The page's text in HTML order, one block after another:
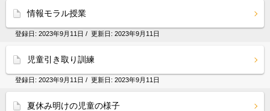
情報モラル授業
登録日: 2023年9月11日 / 更新日: 2023年9月11日
児童引き取り訓練
登録日: 2023年9月11日 / 更新日: 2023年9月11日
夏休み明けの児童の様子